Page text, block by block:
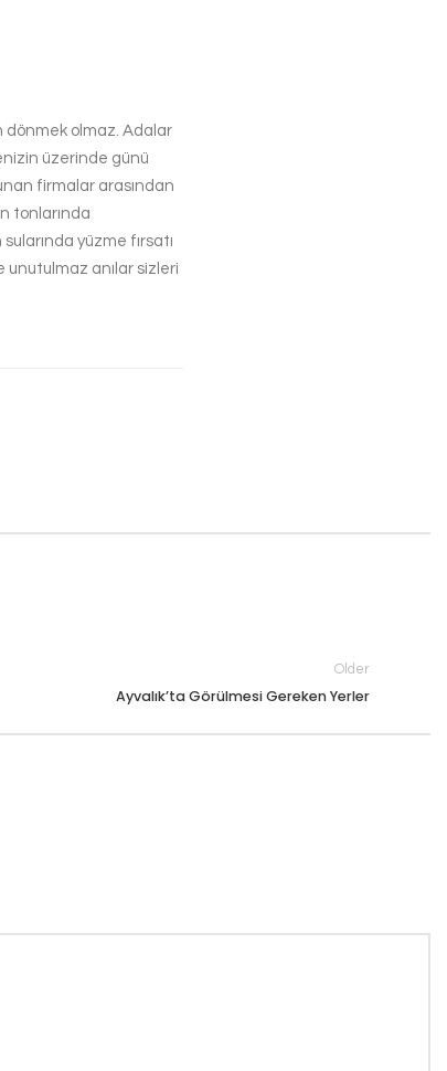
dönmek olmaz. Adalar
üzerinde günü
firmalar arasından
tonlarında
yüzme fırsatı
unutulmaz anılar sizleri
Older
Ayvalık’ta Görülmesi Gereken Yerler